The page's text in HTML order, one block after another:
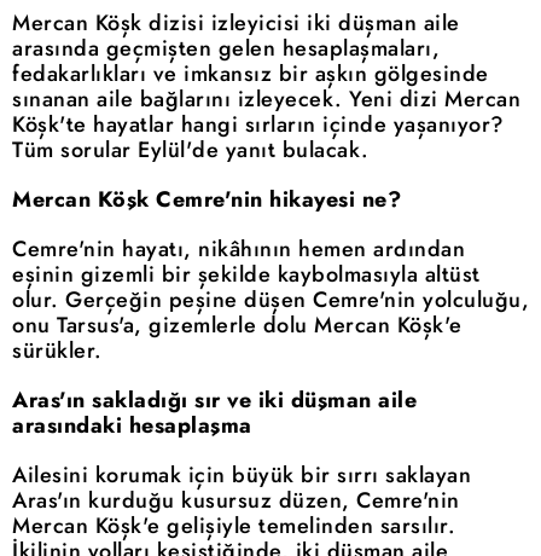
Mercan Köşk dizisi izleyicisi iki düşman aile
arasında geçmişten gelen hesaplaşmaları,
fedakarlıkları ve imkansız bir aşkın gölgesinde
sınanan aile bağlarını izleyecek. Yeni dizi Mercan
Köşk'te hayatlar hangi sırların içinde yaşanıyor?
Tüm sorular Eylül'de yanıt bulacak.
Mercan Köşk Cemre'nin hikayesi ne?
Cemre'nin hayatı, nikâhının hemen ardından
eşinin gizemli bir şekilde kaybolmasıyla altüst
olur. Gerçeğin peşine düşen Cemre'nin yolculuğu,
onu Tarsus'a, gizemlerle dolu Mercan Köşk'e
sürükler.
Aras'ın sakladığı sır ve iki düşman aile
arasındaki hesaplaşma
Ailesini korumak için büyük bir sırrı saklayan
Aras'ın kurduğu kusursuz düzen, Cemre'nin
Mercan Köşk'e gelişiyle temelinden sarsılır.